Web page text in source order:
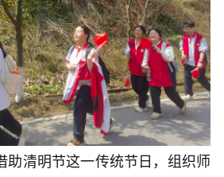
助清明节这一传统节日，组织师